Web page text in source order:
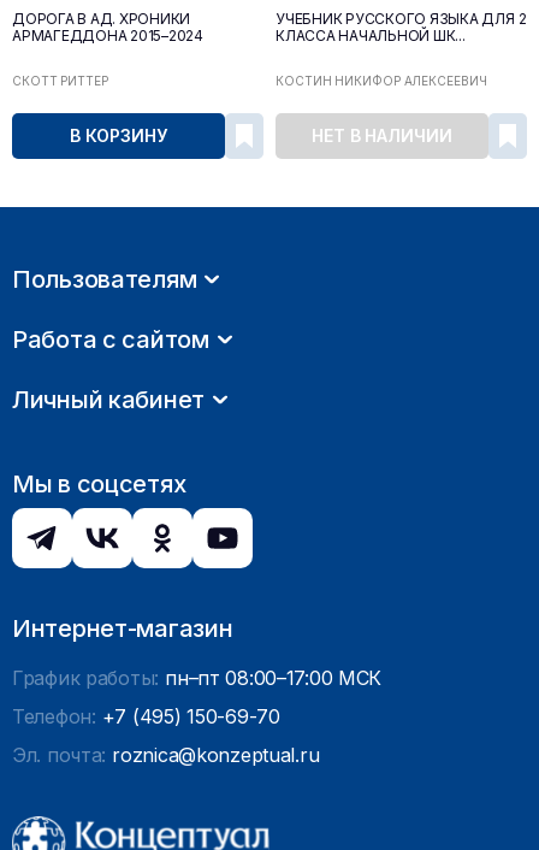
ДОРОГА В АД. ХРОНИКИ
АРМАГЕДДОНА 2015–2024
СКОТТ РИТТЕР
В КОРЗИНУ
УЧЕБНИК РУССКОГО ЯЗЫКА ДЛЯ 2
КЛАССА НАЧАЛЬНОЙ ШК...
КОСТИН НИКИФОР АЛЕКСЕЕВИЧ
НЕТ В НАЛИЧИИ
Пользователям
Работа с сайтом
Личный кабинет
Мы в соцсетях
Интернет-магазин
График работы: пн–пт 08:00–17:00 МСК
Телефон: +7 (495) 150-69-70
Эл. почта: roznica@konzeptual.ru